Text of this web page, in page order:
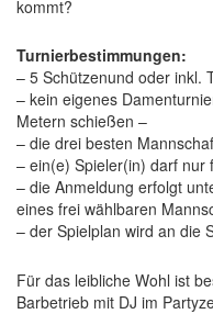
kommt?
Turnierbestimmungen:
– 5 Schützenund oder inkl.
– kein eigenes
Metern schießen –
– die drei besten
– ein(e) Spieler(in) darf nur
– die Anmeldung erfolgt
eines frei wählbaren
– der Spielplan wird an die
Für das leibliche Wohl ist
Barbetrieb mit DJ im